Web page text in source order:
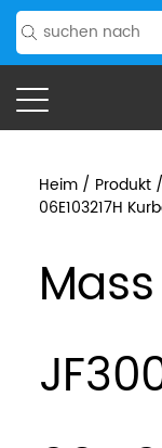
Heim/ Produkt/
06E103217H